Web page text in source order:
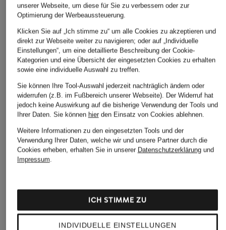
+Aktionsrabatt
Pullover ARVID
127,99 €
+Aktionsrabatt
Pullover RIPPLEY
89,99 €
+Aktionsrabatt
Pullover APOKKO
89,99 €
unserer Webseite, um diese für Sie zu verbessern oder zur
Optimierung der Werbeaussteuerung.
Klicken Sie auf „Ich stimme zu“ um alle Cookies zu akzeptieren und
direkt zur Webseite weiter zu navigieren; oder auf „Individuelle
Einstellungen“, um eine detaillierte Beschreibung der Cookie-
Kategorien und eine Übersicht der eingesetzten Cookies zu erhalten
sowie eine individuelle Auswahl zu treffen.
Sie können Ihre Tool-Auswahl jederzeit nachträglich ändern oder
widerrufen (z.B. im Fußbereich unserer Webseite). Der Widerruf hat
jedoch keine Auswirkung auf die bisherige Verwendung der Tools und
Ihrer Daten. Sie können hierden Einsatz von Cookies ablehnen.
Weitere Informationen zu den eingesetzten Tools und der
Verwendung Ihrer Daten, welche wir und unsere Partner durch die
Cookies erheben, erhalten Sie in unserer Datenschutzerklärungund
Impressum.
INDIVIDUELLE EINSTELLUNGEN
ICH STIMME ZU